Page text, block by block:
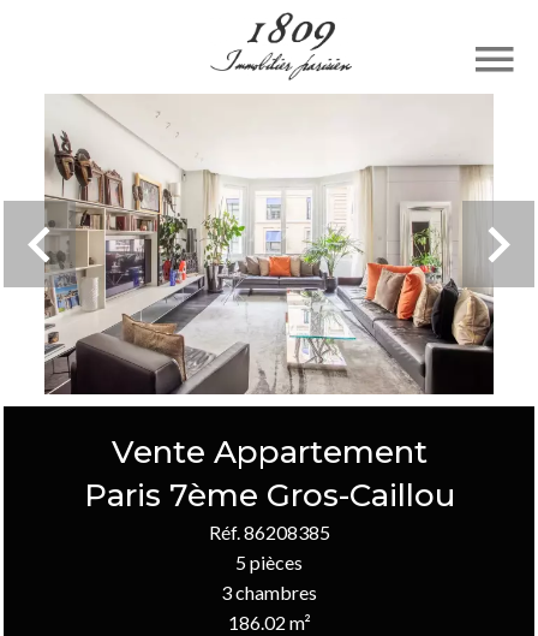
Vente Appartement
Paris 7ème Gros-Caillou
Réf. 86208385
5 pièces
3 chambres
186.02 m²